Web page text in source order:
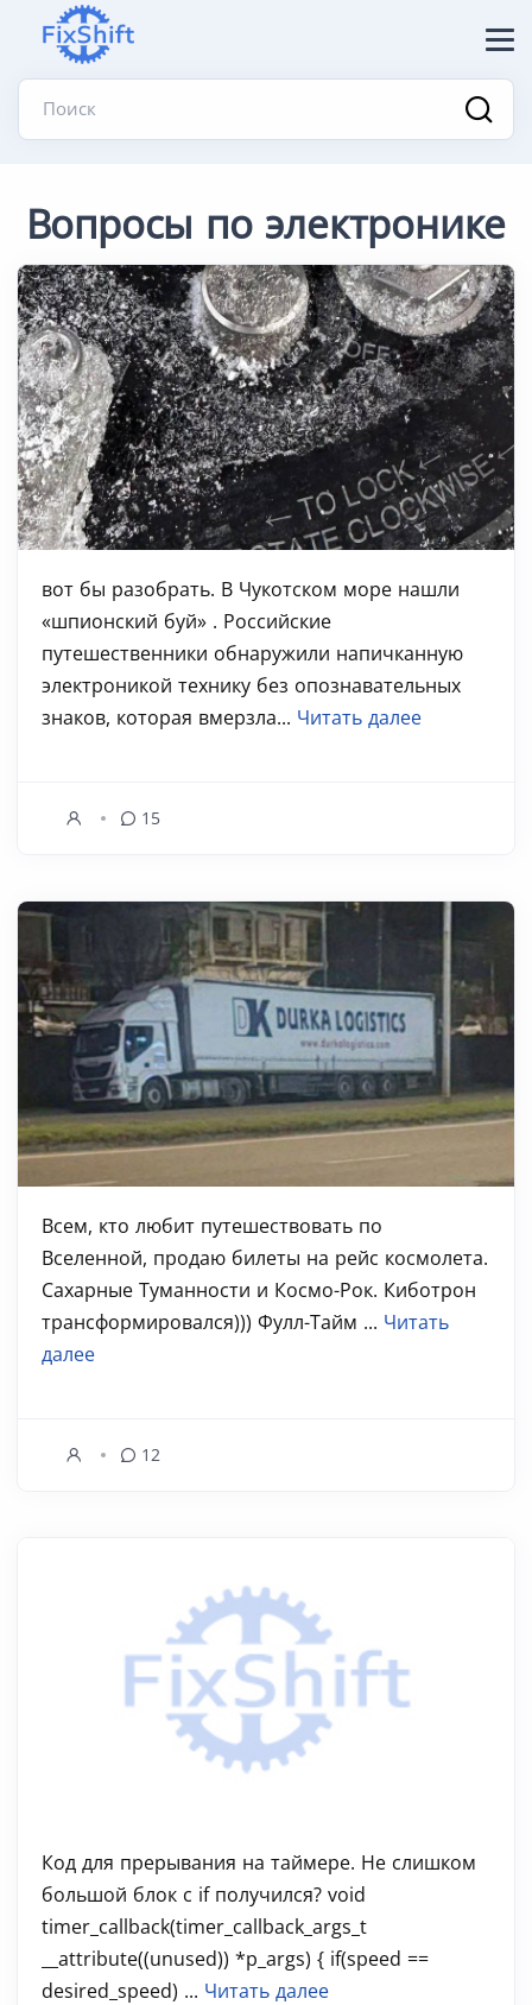
Поиск
Вопросы по электронике
вот бы разобрать. В Чукотском море нашли
«шпионский буй» . Российские
путешественники обнаружили напичканную
электроникой технику без опознавательных
знаков, которая вмерзла... Читать далее
15
Всем, кто любит путешествовать по
Вселенной, продаю билеты на рейс космолета.
Сахарные Туманности и Космо-Рок. Киботрон
трансформировался))) Фулл-Тайм ... Читать
далее
12
Код для прерывания на таймере. Не слишком
большой блок с if получился? void
timer_callback(timer_callback_args_t
__attribute((unused)) *p_args) { if(speed ==
desired_speed) ... Читать далее